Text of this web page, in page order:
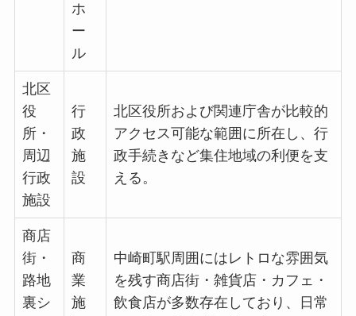
ホ
ー
ル
北区
役
所・
周辺
行政
施設
行
政
施
設
北区役所および関連庁舎が比較的
アクセス可能な範囲に所在し、行
政手続きなど集住地域の利便を支
える。
商店
街・
路地
裏シ
商
業
施
中崎町駅周囲にはレトロな雰囲気
を残す商店街・雑貨店・カフェ・
飲食店が多数存在しており、日常